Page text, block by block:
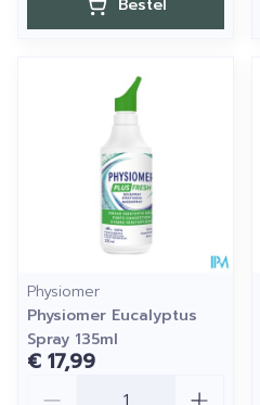
Bestel
Physiomer
Physiomer Eucalyptus
Spray 135ml
€ 17,99